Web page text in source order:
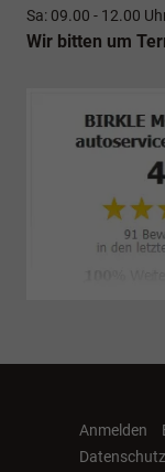
Sa: 09.00 - 12.00
Wir bitten um
Anmelden
Datenschutz